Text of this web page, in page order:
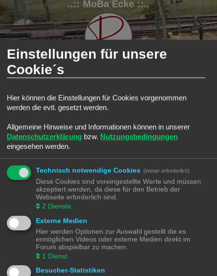
..:: MoBa Ecke ::..
FAQ Registrieren
Modellbahnforum Forum
Alle Cookies löschen
Bist du dir sicher, dass du alle Cookies des Boards löschen möchtest?
Modellbahnforum Forum Alle Zeiten sindUTC+02:00
Powered by phpBB® Forum Software © phpBB Limited
Deutsche Übersetzung durchphpBB.de
Datenschutz| Nutzungsbedingungen
Webseiten
Einstellungen für unsere
Cookie´s
Hier können die Einstellungen für Cookies vorgenommen
werden die evtl. gesetzt werden.
Allgemeine Hinweise und Informationen können in unserer
Datenschutzerklärung bzw. Nutzungsbedingungen
eingesehen werden.
Technisch notwendige Cookies (immer erforderlich)
Diese Cookies sind voreingestellte Werte und müssen
akzeptiert werden, da diese für den Betrieb der
Webseite erforderlich sind.
2 Dienste
Externe Medien
Hier werden Optionen zur Auswahl gestellt die es
ermöglichen Videos oder externe Medien direkt im
Forum abspielbar zu machen.
1 Dienst
Besucher-Statistiken